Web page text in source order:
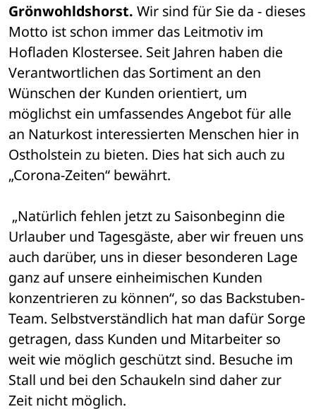
Grönwohldshorst. Wir sind für Sie da - dieses
Motto ist schon immer das Leitmotiv im
Hofladen Klostersee. Seit Jahren haben die
Verantwortlichen das Sortiment an den
Wünschen der Kunden orientiert, um
möglichst ein umfassendes Angebot für alle
an Naturkost interessierten Menschen hier in
Ostholstein zu bieten. Dies hat sich auch zu
„Corona-Zeiten“ bewährt.
Urlauber und Tagesgäste, aber wir freuen uns
auch darüber, uns in dieser besonderen Lage
ganz auf unsere einheimischen Kunden
konzentrieren zu können“, so das Backstuben-
Team. Selbstverständlich hat man dafür Sorge
getragen, dass Kunden und Mitarbeiter so
weit wie möglich geschützt sind. Besuche im
Stall und bei den Schaukeln sind daher zur
Zeit nicht möglich.